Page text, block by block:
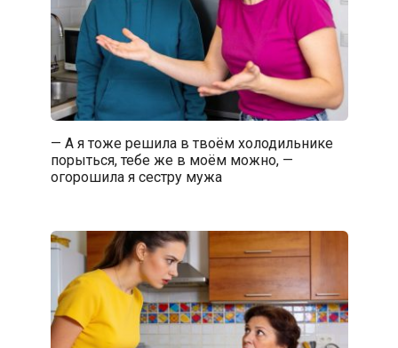
— А я тоже решила в твоём холодильнике
порыться, тебе же в моём можно, —
огорошила я сестру мужа